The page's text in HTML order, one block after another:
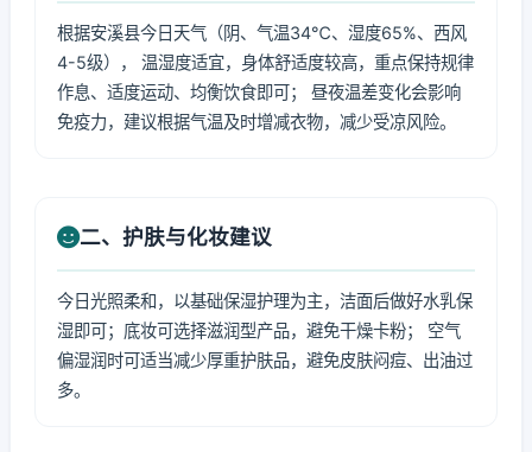
根据安溪县今日天气（阴、气温34℃、湿度65%、西风
4-5级）， 温湿度适宜，身体舒适度较高，重点保持规律
作息、适度运动、均衡饮食即可； 昼夜温差变化会影响
免疫力，建议根据气温及时增减衣物，减少受凉风险。
二、护肤与化妆建议
今日光照柔和，以基础保湿护理为主，洁面后做好水乳保
湿即可；底妆可选择滋润型产品，避免干燥卡粉； 空气
偏湿润时可适当减少厚重护肤品，避免皮肤闷痘、出油过
多。